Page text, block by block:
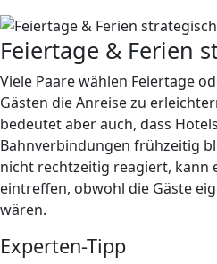
Feiertage & Ferien
Viele Paare wählen Feiertage
Gästen die Anreise zu
bedeutet aber auch, dass
Bahnverbindungen frühzeitig
nicht rechtzeitig reagiert, kann
eintreffen, obwohl die Gäste
wären.
Experten-Tipp